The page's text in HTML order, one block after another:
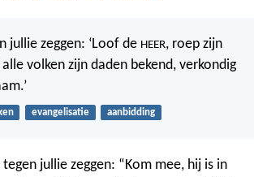
jullie zeggen: ‘Loof de HEER, roep zijn
volken zijn daden bekend, verkondig
evangelisatie aanbidding
jullie zeggen: “Kom mee, hij is in